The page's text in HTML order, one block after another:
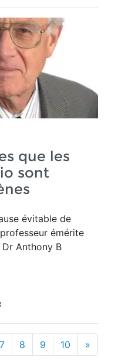
que les
sont
évitable de
émérite
Anthony B
7 8 9 10 »